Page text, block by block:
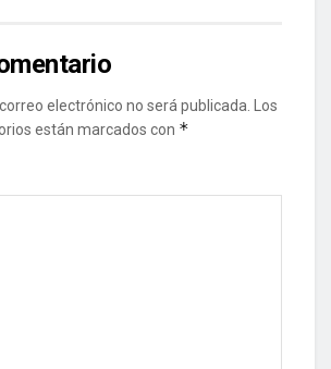
electrónico no será publicada.
Los
están marcados con *